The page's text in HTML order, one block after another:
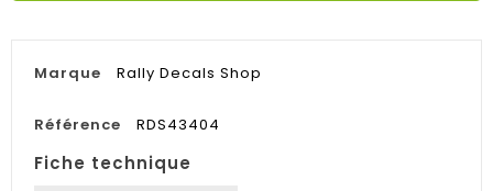
Marque Rally Decals Shop
Référence RDS43404
Fiche technique